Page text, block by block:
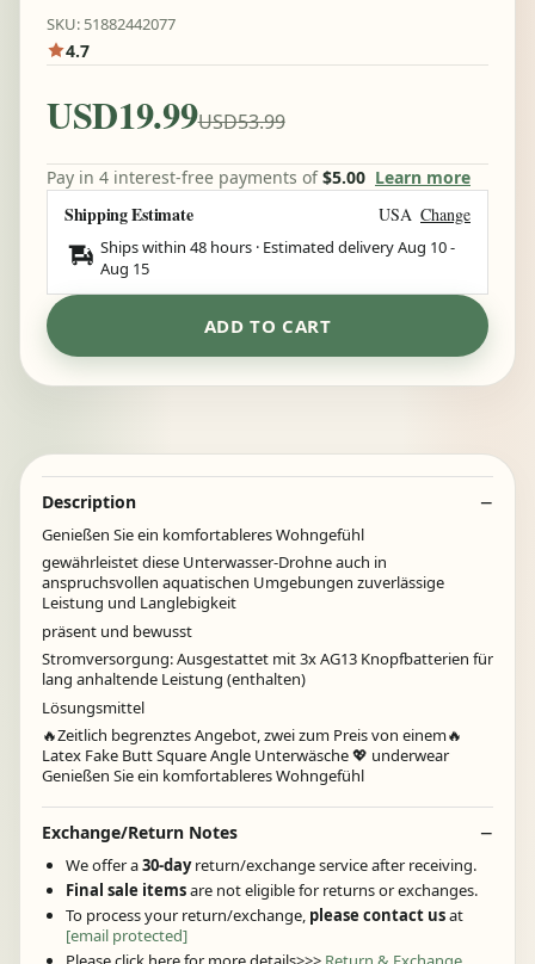
SKU: 51882442077
4.7
USD19.99USD53.99
Pay in 4 interest-free payments of$5.00 Learn more
Shipping Estimate USA Change
Ships within 48 hours · Estimated deliveryAug 10-
Aug 15
ADD TO CART
Description
Genießen Sie ein komfortableres Wohngefühl
gewährleistet diese Unterwasser-Drohne auch in
anspruchsvollen aquatischen Umgebungen zuverlässige
Leistung und Langlebigkeit
präsent und bewusst
Stromversorgung: Ausgestattet mit 3x AG13 Knopfbatterien für
lang anhaltende Leistung (enthalten)
Lösungsmittel
🔥Zeitlich begrenztes Angebot, zwei zum Preis von einem🔥
Latex Fake Butt Square Angle Unterwäsche 💖 underwear
Genießen Sie ein komfortableres Wohngefühl
Exchange/Return Notes
We offer a30-dayreturn/exchange service after receiving.
Final sale itemsare not eligible for returns or exchanges.
To process your return/exchange, please contact usat
[email protected]